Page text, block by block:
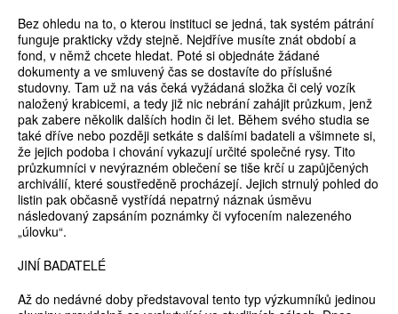
Bez ohledu na to, o kterou instituci se jedná, tak systém pátrání
funguje prakticky vždy stejně. Nejdříve musíte znát období a
fond, v němž chcete hledat. Poté si objednáte žádané
dokumenty a ve smluvený čas se dostavíte do příslušné
studovny. Tam už na vás čeká vyžádaná složka či celý vozík
naložený krabicemi, a tedy již nic nebrání zahájit průzkum, jenž
pak zabere několik dalších hodin či let. Během svého studia se
také dříve nebo později setkáte s dalšími badateli a všimnete si,
že jejich podoba i chování vykazují určité společné rysy. Tito
průzkumníci v nevýrazném oblečení se tiše krčí u zapůjčených
archiválií, které soustředěně procházejí. Jejich strnulý pohled do
listin pak občasně vystřídá nepatrný náznak úsměvu
následovaný zapsáním poznámky či vyfocením nalezeného
„úlovku“.
JINÍ BADATELÉ
Až do nedávné doby představoval tento typ výzkumníků jedinou